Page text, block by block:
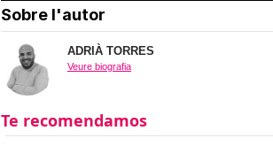
Sobre l'autor
ADRIÀ TORRES
Veure biografia